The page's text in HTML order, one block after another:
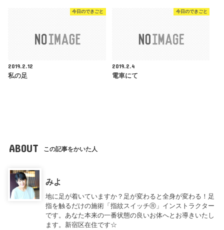
今日のできごと
2019.2.12
私の足
今日のできごと
2019.2.4
電車にて
ABOUT この記事をかいた人
みよ
地に足が着いていますか？足が変わると全身が変わる！足
指を触るだけの施術「指紋スイッチⓇ」インストラクター
です。あなた本来の一番状態の良いお体へとお導きいたし
ます。新宿区在住です☆